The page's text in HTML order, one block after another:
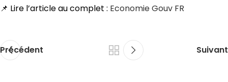
📌 Lire l’article au complet : Economie Gouv FR
Précédent Suivant